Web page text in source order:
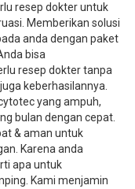
resep dokter untuk
Memberikan solusi
anda dengan paket
bisa
resep dokter tanpa
keberhasilannya.
yang ampuh,
bulan dengan cepat.
& aman untuk
Karena anda
apa untuk
Kami menjamin